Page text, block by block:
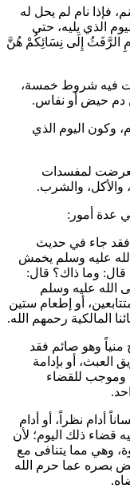
فإذا نام لم يحل له
الذي يليه، حتى
الرَّفَثُ إِلَى نِسَائِكُمْ هُنَّ
فيه شروط خمسة،
دم حيض أو نفاس.
وكون اليوم الذي
تعرضت لمفسدات
والأكل، والشرب.
عدة أمور:
فقد جاء في حديث
عليه وسلم يخمش
وما ذاك؟ قال:
الله عليه وسلم
أو إطعام ستين
المالكية رحمهم الله.
منياً وهو صائم فقد
أو بإدامة
وموجب للقضاء
أدام نظراً، أو أدام
ذلك اليوم؛ لأن
وهي مما يتنافى مع
بصره عما حرم الله